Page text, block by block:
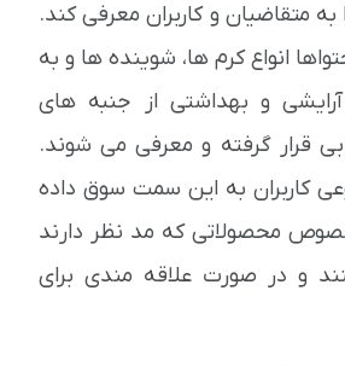
متقاضیان و کاربران معرفی کند.
انواع کرم ها، شوینده ها و به
و بهداشتی از جنبه های
قرار گرفته و معرفی می شوند.
کاربران به این سمت سوق داده
محصولاتی که مد نظر دارند
و در صورت علاقه مندی برای